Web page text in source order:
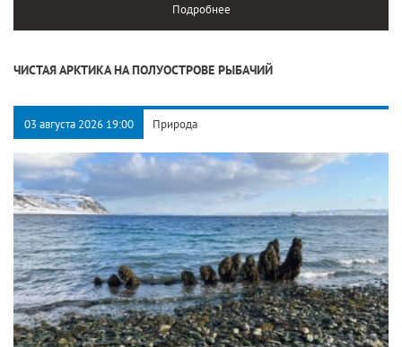
Подробнее
ЧИСТАЯ АРКТИКА НА ПОЛУОСТРОВЕ РЫБАЧИЙ
03 августа 2026 19:00 Природа